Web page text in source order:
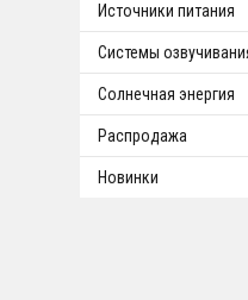
Источники питания
Системы
Солнечная энергия
Распродажа
Новинки